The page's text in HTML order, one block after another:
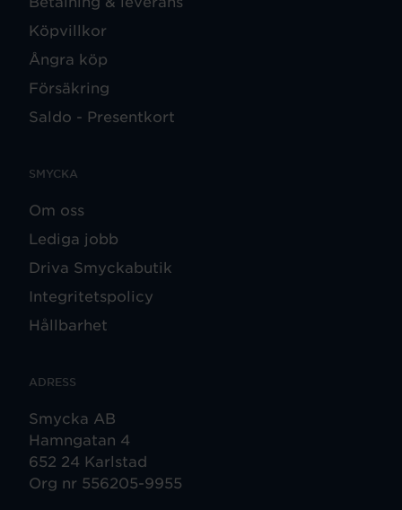
Köpvillkor
Ångra köp
Försäkring
Saldo - Presentkort
SMYCKA
Om oss
Lediga jobb
Driva Smyckabutik
Integritetspolicy
Hållbarhet
ADRESS
Smycka AB
Hamngatan 4
652 24 Karlstad
Org nr 556205-9955